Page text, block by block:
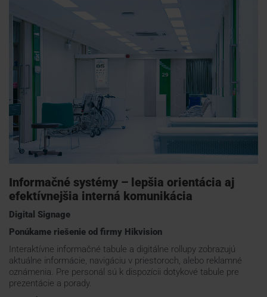
Informačné systémy – lepšia orientácia aj
efektívnejšia interná komunikácia
Digital Signage
Ponúkame riešenie od firmy Hikvision
Interaktívne informačné tabule a digitálne rollupy zobrazujú
aktuálne informácie, navigáciu v priestoroch, alebo reklamné
oznámenia. Pre personál sú k dispozícii dotykové tabule pre
prezentácie a porady.